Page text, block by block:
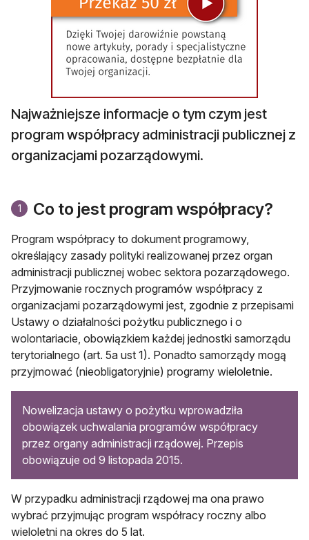
Najważniejsze informacje o tym czym jest
program współpracy administracji publicznej z
organizacjami pozarządowymi.
1 Co to jest program współpracy?
Program współpracy to dokument programowy,
określający zasady polityki realizowanej przez organ
administracji publicznej wobec sektora pozarządowego.
Przyjmowanie rocznych programów współpracy z
organizacjami pozarządowymi jest, zgodnie z przepisami
Ustawy o działalności pożytku publicznego i o
wolontariacie, obowiązkiem każdej jednostki samorządu
terytorialnego (art. 5a ust 1). Ponadto samorządy mogą
przyjmować (nieobligatoryjnie) programy wieloletnie.
Nowelizacja ustawy o pożytku wprowadziła
obowiązek uchwalania programów współpracy
przez organy administracji rządowej. Przepis
obowiązuje od 9 listopada 2015.
W przypadku administracji rządowej ma ona prawo
wybrać przyjmując program współracy roczny albo
wieloletni na okres do 5 lat.